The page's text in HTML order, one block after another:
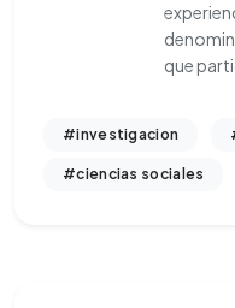
que
#investigacion
#ciencias sociales